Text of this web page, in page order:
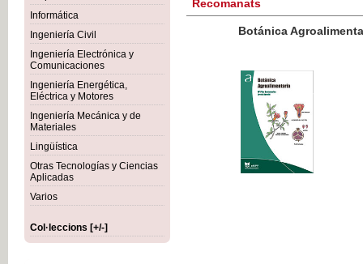
Informática
Ingeniería Civil
Ingeniería Electrónica y
Comunicaciones
Ingeniería Energética,
Eléctrica y Motores
Ingeniería Mecánica y de
Materiales
Lingüística
Otras Tecnologías y Ciencias
Aplicadas
Varios
Col·leccions [+/-]
Recomanats
Botánica Agroalimentaria